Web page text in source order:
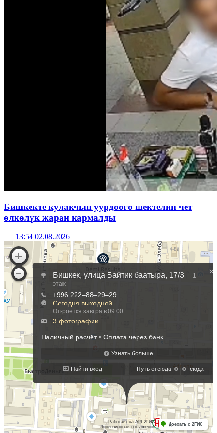
Бишкекте кулакчын уурдоого шектелип чет
өлкөлүк жаран кармалды
13:54 02.08.2026